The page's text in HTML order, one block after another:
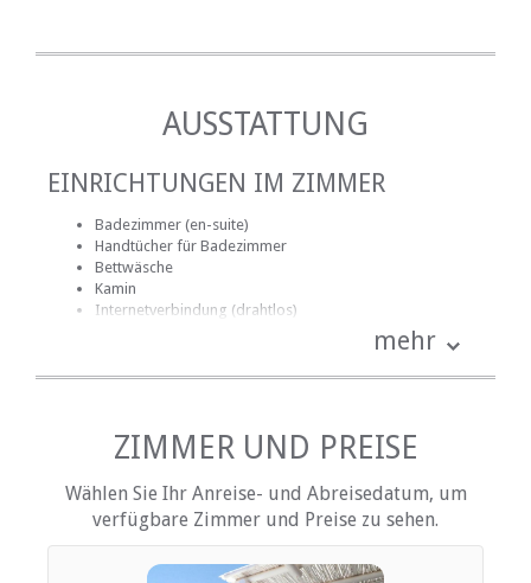
AUSSTATTUNG
EINRICHTUNGEN IM ZIMMER
Badezimmer (en-suite)
Handtücher für Badezimmer
Bettwäsche
Kamin
Internetverbindung (drahtlos)
Rauchen: nicht erlaubt
EINRICHTUNGEN AUF DEM GELÄNDE
Kinderfreundlich (alle Altersgruppen)
Garten(e)
Parkplatz (abseits der Straße)
Sicherheit (Alarmanlage)
mehr
ZIMMER UND PREISE
Wählen Sie Ihr Anreise- und Abreisedatum, um
verfügbare Zimmer und Preise zu sehen.